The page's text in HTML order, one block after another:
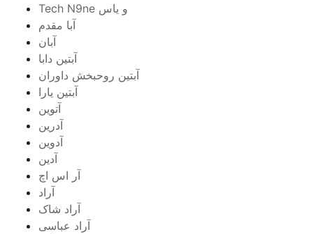
Tech N9ne و یاس
آبا مقدم
آبان
آبتین دابا
آبتین روحبخش داوران
آبتین یارا
آتوین
آدرین
آدوین
آدین
آر اس اچ
آراد
آراد شاک
آراد عباسی